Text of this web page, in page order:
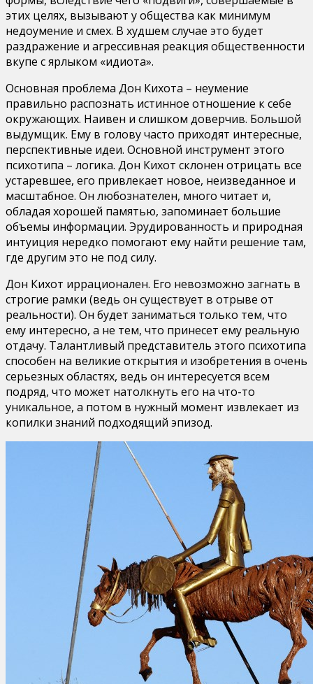
этих целях, вызывают у общества как минимум
недоумение и смех. В худшем случае это будет
раздражение и агрессивная реакция общественности
вкупе с ярлыком «идиота».
Основная проблема Дон Кихота – неумение
правильно распознать истинное отношение к себе
окружающих. Наивен и слишком доверчив. Большой
выдумщик. Ему в голову часто приходят интересные,
перспективные идеи. Основной инструмент этого
психотипа – логика. Дон Кихот склонен отрицать все
устаревшее, его привлекает новое, неизведанное и
масштабное. Он любознателен, много читает и,
обладая хорошей памятью, запоминает большие
объемы информации. Эрудированность и природная
интуиция нередко помогают ему найти решение там,
где другим это не под силу.
Дон Кихот иррационален. Его невозможно загнать в
строгие рамки (ведь он существует в отрыве от
реальности). Он будет заниматься только тем, что
ему интересно, а не тем, что принесет ему реальную
отдачу. Талантливый представитель этого психотипа
способен на великие открытия и изобретения в очень
серьезных областях, ведь он интересуется всем
подряд, что может натолкнуть его на что-то
уникальное, а потом в нужный момент извлекает из
копилки знаний подходящий эпизод.